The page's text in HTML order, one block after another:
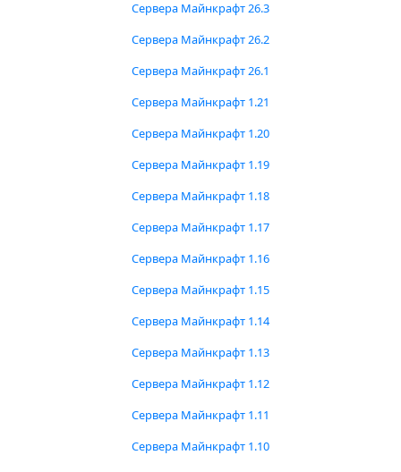
Сервера Майнкрафт 26.3
Сервера Майнкрафт 26.2
Сервера Майнкрафт 26.1
Сервера Майнкрафт 1.21
Сервера Майнкрафт 1.20
Сервера Майнкрафт 1.19
Сервера Майнкрафт 1.18
Сервера Майнкрафт 1.17
Сервера Майнкрафт 1.16
Сервера Майнкрафт 1.15
Сервера Майнкрафт 1.14
Сервера Майнкрафт 1.13
Сервера Майнкрафт 1.12
Сервера Майнкрафт 1.11
Сервера Майнкрафт 1.10